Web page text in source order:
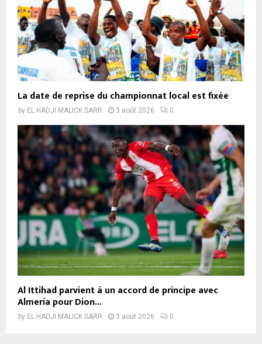
La date de reprise du championnat local est fixée
by EL HADJI MALICK SARR 3 août 2026 0
Al Ittihad parvient à un accord de principe avec
Almería pour Dion...
by EL HADJI MALICK SARR 3 août 2026 0